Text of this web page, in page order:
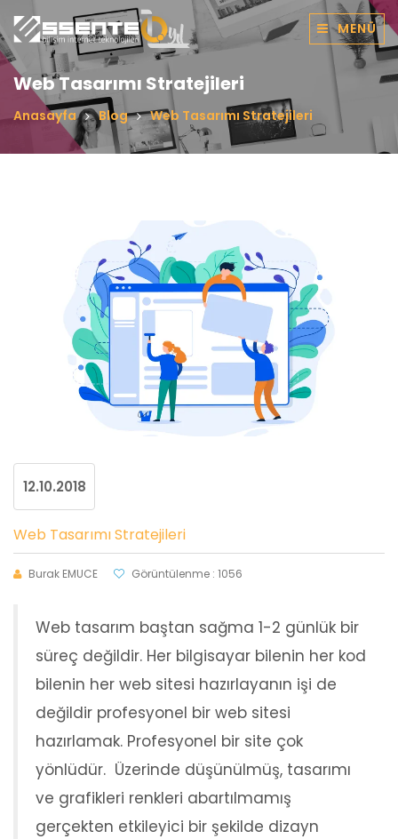
MENÜ
Web Tasarımı Stratejileri
Anasayfa Blog Web Tasarımı Stratejileri
12.10.2018
Web Tasarımı Stratejileri
Burak EMUCE Görüntülenme : 1056
Web tasarım baştan sağma 1-2 günlük bir
süreç değildir. Her bilgisayar bilenin her kod
bilenin her web sitesi hazırlayanın işi de
değildir profesyonel bir web sitesi
hazırlamak. Profesyonel bir site çok
yönlüdür. Üzerinde düşünülmüş, tasarımı
ve grafikleri renkleri abartılmamış
gerçekten etkileyici bir şekilde dizayn